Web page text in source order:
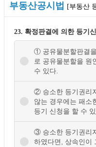
부동산공시법 [부동산
23. 확정판결에 의한 등기
① 공유물분할판결
로 공유물분할을 원
수 있다.
② 승소한 등기권리
않는 경우에는 패소
등기 신청을 할 수 있
③ 승소한 등기권리
하였다면, 상속인이